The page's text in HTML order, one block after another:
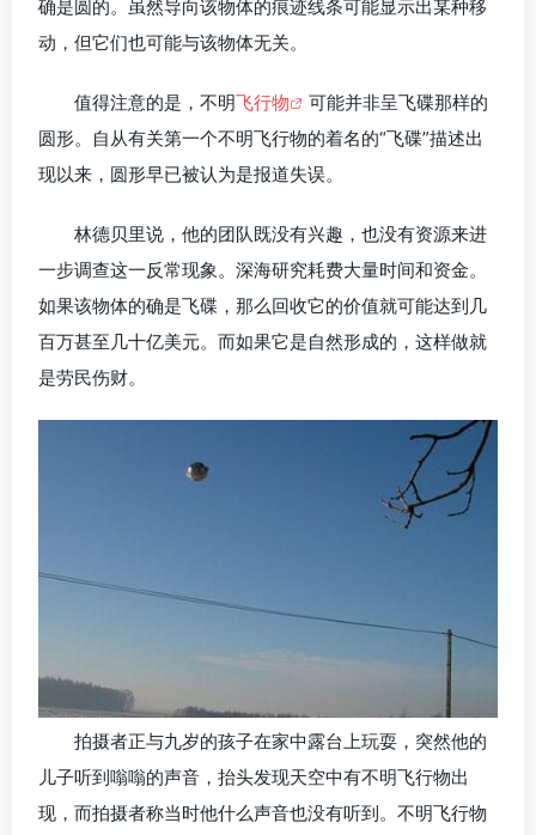
确是圆的。虽然导向该物体的痕迹线条可能显示出某种移
动，但它们也可能与该物体无关。
值得注意的是，不明飞行物
可能并非呈飞碟那样的
圆形。自从有关第一个不明飞行物的着名的“飞碟”描述出
现以来，圆形早已被认为是报道失误。
林德贝里说，他的团队既没有兴趣，也没有资源来进
一步调查这一反常现象。深海研究耗费大量时间和资金。
如果该物体的确是飞碟，那么回收它的价值就可能达到几
百万甚至几十亿美元。而如果它是自然形成的，这样做就
是劳民伤财。
拍摄者正与九岁的孩子在家中露台上玩耍，突然他的
儿子听到嗡嗡的声音，抬头发现天空中有不明飞行物出
现，而拍摄者称当时他什么声音也没有听到。不明飞行物